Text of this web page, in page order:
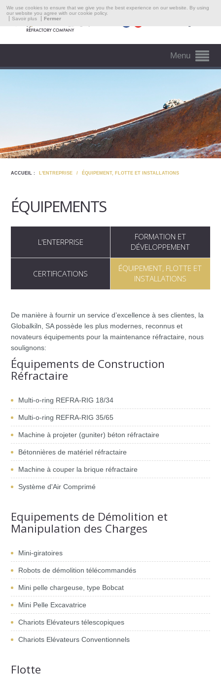
We use cookies to ensure that we give you the best experience on our website. By using
our website you agree with our cookie policy.
Savoir plus
Fermer
L'Entreprise
Domaines D'intervention
Presse
Menu
ACCUEIL : L'ENTREPRISE / ÉQUIPEMENT, FLOTTE ET INSTALLATIONS
ÉQUIPEMENTS
L'ENTERPRISE
FORMATION ET
DÉVELOPPEMENT
CERTIFICATIONS
ÉQUIPEMENT, FLOTTE ET
INSTALLATIONS
De manière à fournir un service d’excellence à ses clientes, la
Globalkiln, SA possède les plus modernes, reconnus et
novateurs équipements pour la maintenance réfractaire, nous
soulignons:
Équipements de Construction
Réfractaire
Multi-o-ring REFRA-RIG 18/34
Multi-o-ring REFRA-RIG 35/65
Machine à projeter (guniter) béton réfractaire
Bétonnières de matériel réfractaire
Machine à couper la brique réfractaire
Système d'Air Comprimé
Equipements de Démolition et
Manipulation des Charges
Mini-giratoires
Robots de démolition télécommandés
Mini pelle chargeuse, type Bobcat
Mini Pelle Excavatrice
Chariots Elévateurs télescopiques
Chariots Elévateurs Conventionnels
Flotte